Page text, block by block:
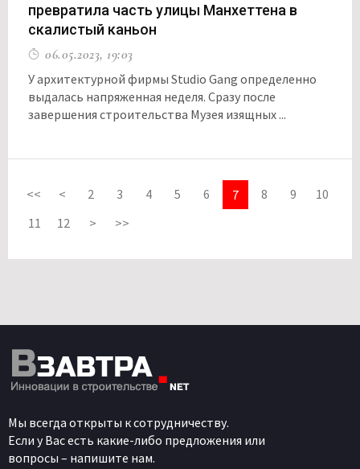
превратила часть улицы Манхеттена в
скалистый каньон
06.05.2023, 19:03
У архитектурной фирмы Studio Gang определенно
выдалась напряженная неделя. Сразу после
завершения строительства Музея изящных ...
<< < 2 3 4 5 6 7 8 9
10
11
12 > >>
Мы всегда открыты к сотрудничеству.
Если у Вас есть какие-либо предложения или
вопросы – напишите нам.